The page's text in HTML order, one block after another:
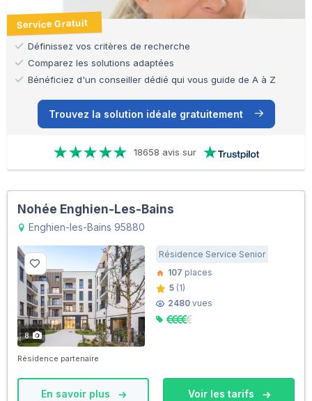
Service Gratuit
Définissez vos critères de recherche
Comparez les solutions adaptées
Bénéficiez d'un conseiller dédié qui vous guide de A à Z
Trouvez la solution idéale gratuitement
18658 avis sur
Nohée Enghien-Les-Bains
Enghien-les-Bains 95880
8
Résidence Service Senior
107 places
5 (1)
2480 vues
Résidence partenaire
En savoir plus Voir les tarifs